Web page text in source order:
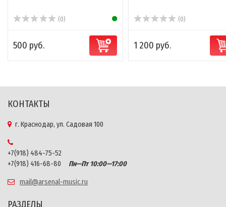
(0)
500 руб.
(0)
1 200 руб.
КОНТАКТЫ
г. Краснодар, ул. Садовая 100
+7(918) 484-75-52
+7(918) 416-68-80
Пн—Пт 10:00—17:00
mail@arsenal-music.ru
РАЗДЕЛЫ